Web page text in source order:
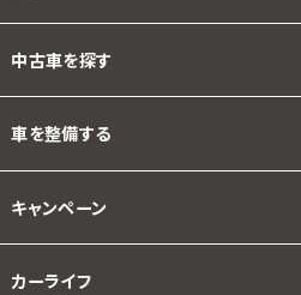
中古車を探す
車を整備する
キャンペーン
カーライフ